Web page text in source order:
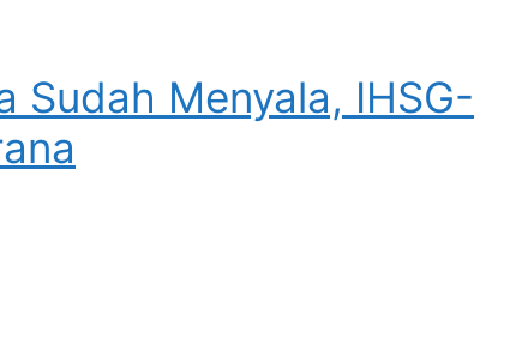
Sudah Menyala, IHSG-